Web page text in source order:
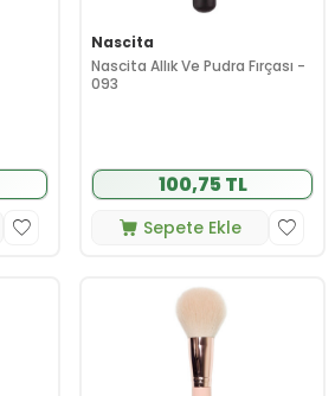
Nascita
Nascita Allık Ve Pudra Fırçası -
093
100,75 TL
Sepete Ekle